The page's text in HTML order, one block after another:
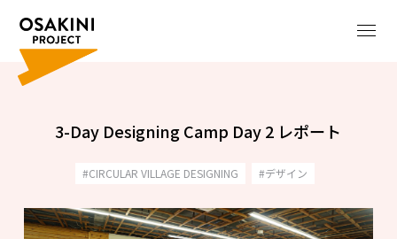
3-Day Designing Camp Day 2 レポート
CIRCULAR VILLAGE DESIGNING デザイン